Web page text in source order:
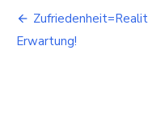
Erwartung!